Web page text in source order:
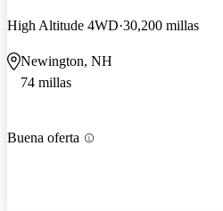
High Altitude 4WD 30,200 millas
Newington, NH
74 millas
Buena oferta